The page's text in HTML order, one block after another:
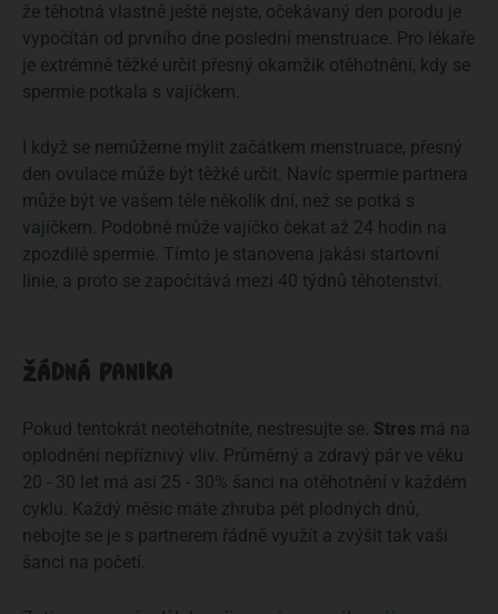
že těhotná vlastně ještě nejste, očekávaný den porodu je
vypočítán od prvního dne poslední menstruace. Pro lékaře
je extrémně těžké určit přesný okamžik otěhotnění, kdy se
spermie potkala s vajíčkem.
I když se nemůžeme mýlit začátkem menstruace, přesný
den ovulace může být těžké určit. Navíc spermie partnera
může být ve vašem těle několik dní, než se potká s
vajíčkem. Podobně může vajíčko čekat až 24 hodin na
zpozdilé spermie. Tímto je stanovena jakási startovní
linie, a proto se započítává mezi 40 týdnů těhotenství.
ŽÁDNÁ PANIKA
Pokud tentokrát neotěhotníte, nestresujte se. Stres má na
oplodnění nepříznivý vliv. Průměrný a zdravý pár ve věku
20 - 30 let má asi 25 - 30% šanci na otěhotnění v každém
cyklu. Každý měsíc máte zhruba pět plodných dnů,
nebojte se je s partnerem řádně využít a zvýšit tak vaši
šanci na početí.